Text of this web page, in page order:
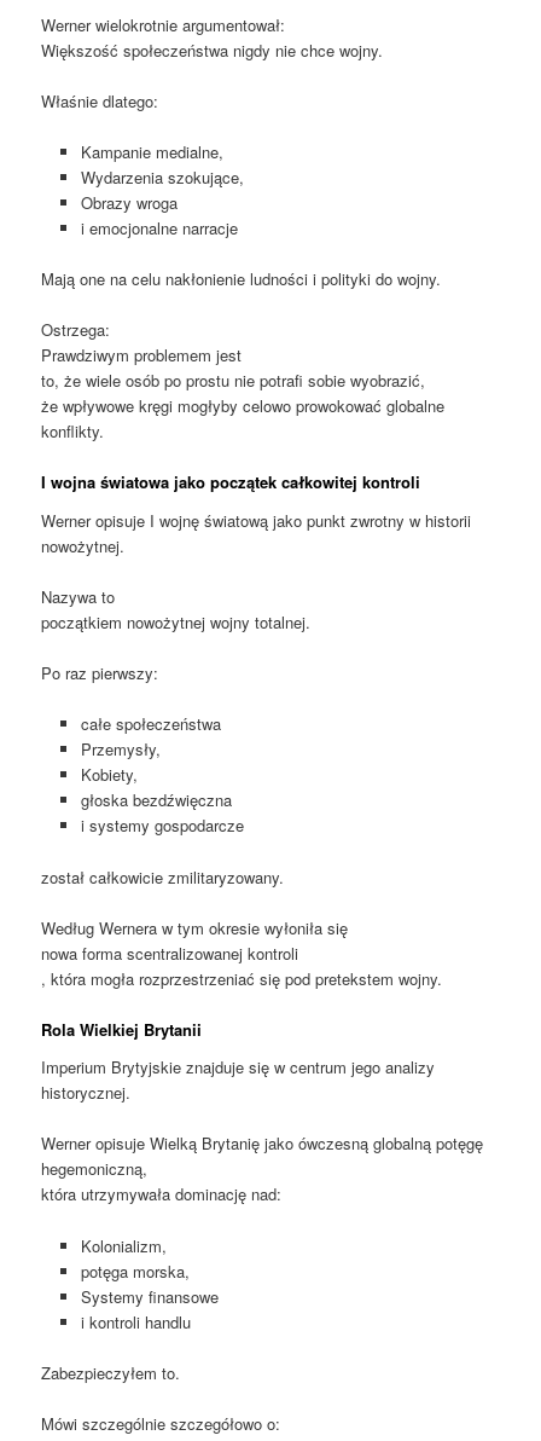
Werner wielokrotnie argumentował:
Większość społeczeństwa nigdy nie chce wojny.
Właśnie dlatego:
Kampanie medialne,
Wydarzenia szokujące,
Obrazy wroga
i emocjonalne narracje
Mają one na celu nakłonienie ludności i polityki do wojny.
Ostrzega:
Prawdziwym problemem jest
to, że wiele osób po prostu nie potrafi sobie wyobrazić,
że wpływowe kręgi mogłyby celowo prowokować globalne
konflikty.
I wojna światowa jako początek całkowitej kontroli
Werner opisuje I wojnę światową jako punkt zwrotny w historii
nowożytnej.
Nazywa to
początkiem nowożytnej wojny totalnej.
Po raz pierwszy:
całe społeczeństwa
Przemysły,
Kobiety,
głoska bezdźwięczna
i systemy gospodarcze
został całkowicie zmilitaryzowany.
Według Wernera w tym okresie wyłoniła się
nowa forma scentralizowanej kontroli
, która mogła rozprzestrzeniać się pod pretekstem wojny.
Rola Wielkiej Brytanii
Imperium Brytyjskie znajduje się w centrum jego analizy
historycznej.
Werner opisuje Wielką Brytanię jako ówczesną globalną potęgę
hegemoniczną,
która utrzymywała dominację nad:
Kolonializm,
potęga morska,
Systemy finansowe
i kontroli handlu
Zabezpieczyłem to.
Mówi szczególnie szczegółowo o: